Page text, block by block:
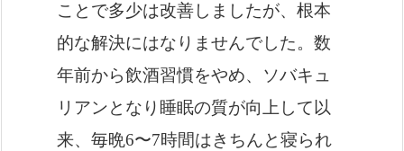
ことで多少は改善しましたが、根本
的な解決にはなりませんでした。数
年前から飲酒習慣をやめ、ソバキュ
リアンとなり睡眠の質が向上して以
来、毎晩6〜7時間はきちんと寝られ